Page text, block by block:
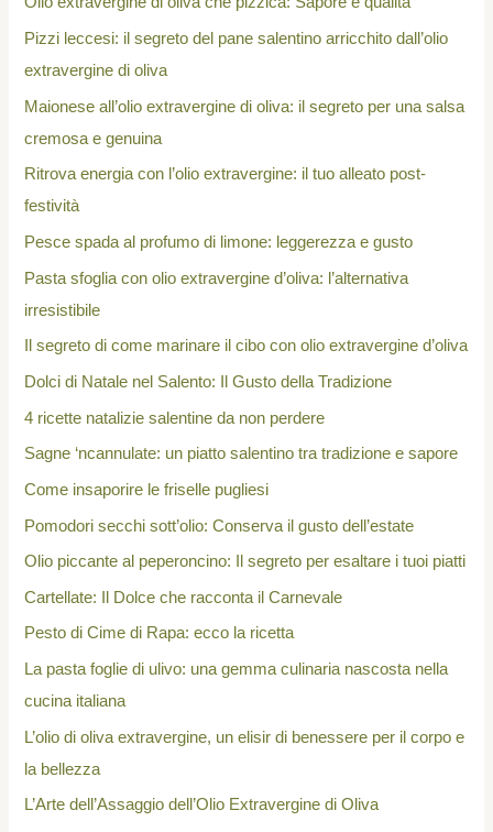
Pizzi leccesi: il segreto del pane salentino arricchito dall’olio
extravergine di oliva
Maionese all’olio extravergine di oliva: il segreto per una salsa
cremosa e genuina
Ritrova energia con l’olio extravergine: il tuo alleato post-
festività
Pesce spada al profumo di limone: leggerezza e gusto
Pasta sfoglia con olio extravergine d’oliva: l’alternativa
irresistibile
Il segreto di come marinare il cibo con olio extravergine d’oliva
Dolci di Natale nel Salento: Il Gusto della Tradizione
4 ricette natalizie salentine da non perdere
Sagne ‘ncannulate: un piatto salentino tra tradizione e sapore
Come insaporire le friselle pugliesi
Pomodori secchi sott’olio: Conserva il gusto dell’estate
Olio piccante al peperoncino: Il segreto per esaltare i tuoi piatti
Cartellate: Il Dolce che racconta il Carnevale
Pesto di Cime di Rapa: ecco la ricetta
La pasta foglie di ulivo: una gemma culinaria nascosta nella
cucina italiana
L’olio di oliva extravergine, un elisir di benessere per il corpo e
la bellezza
L’Arte dell’Assaggio dell’Olio Extravergine di Oliva